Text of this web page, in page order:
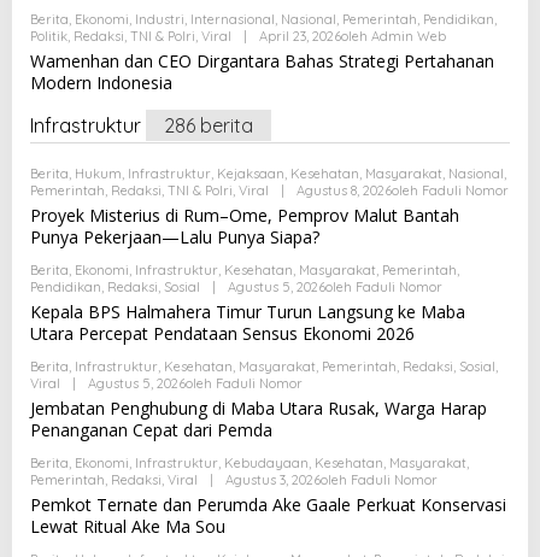
Berita, Ekonomi, Industri, Internasional, Nasional, Pemerintah, Pendidikan,
Politik, Redaksi, TNI & Polri, Viral April 23, 2026Oleh Admin Web
Wamenhan dan CEO Dirgantara Bahas Strategi Pertahanan
Modern Indonesia
Infrastruktur 286 berita
Berita, Hukum, Infrastruktur, Kejaksaan, Kesehatan, Masyarakat, Nasional,
Pemerintah, Redaksi, TNI & Polri, Viral Agustus 8, 2026Oleh Faduli Nomor
Proyek Misterius di Rum–Ome, Pemprov Malut Bantah
Punya Pekerjaan—Lalu Punya Siapa?
Berita, Ekonomi, Infrastruktur, Kesehatan, Masyarakat, Pemerintah,
Pendidikan, Redaksi, Sosial Agustus 5, 2026Oleh Faduli Nomor
Kepala BPS Halmahera Timur Turun Langsung ke Maba
Utara Percepat Pendataan Sensus Ekonomi 2026
Berita, Infrastruktur, Kesehatan, Masyarakat, Pemerintah, Redaksi, Sosial,
Viral
Agustus 5, 2026Oleh Faduli Nomor
Jembatan Penghubung di Maba Utara Rusak, Warga Harap
Penanganan Cepat dari Pemda
Berita, Ekonomi, Infrastruktur, Kebudayaan, Kesehatan, Masyarakat,
Pemerintah, Redaksi, Viral Agustus 3, 2026Oleh Faduli Nomor
Pemkot Ternate dan Perumda Ake Gaale Perkuat Konservasi
Lewat Ritual Ake Ma Sou